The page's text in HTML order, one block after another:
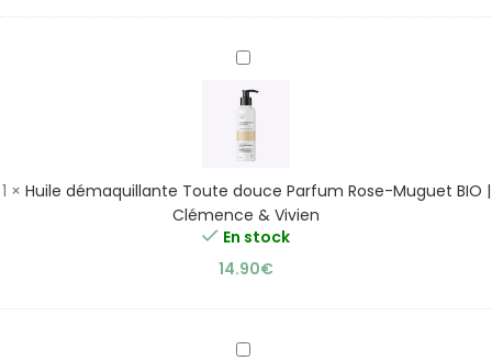
Huile
Toute
douce
Parfum
Muguet
BIO
|
Clémence
1 × Huile démaquillante Toute douce Parfum Rose-Muguet BIO |
Clémence & Vivien
En stock
14.90€
Gant